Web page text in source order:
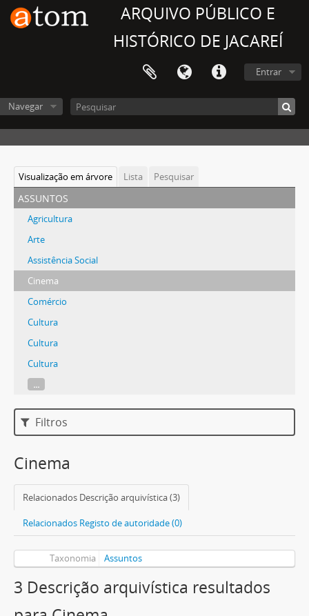
ARQUIVO PÚBLICO E
HISTÓRICO DE JACAREÍ
Entrar
Navegar
Visualização em árvore Lista Pesquisar
assuntos
Agricultura
Arte
Assistência Social
Cinema
Comércio
Cultura
Cultura
Cultura
...
Filtros
Cinema
Relacionados Descrição arquivística (3)
Relacionados Registo de autoridade (0)
Taxonomia Assuntos
3 Descrição arquivística resultados